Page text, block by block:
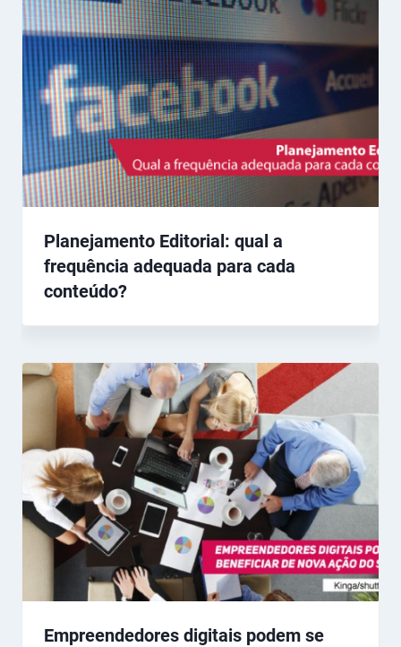
Planejamento Editorial: qual a
frequência adequada para cada
conteúdo?
Empreendedores digitais podem se